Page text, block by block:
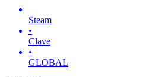
Steam
•
Clave
•
GLOBAL